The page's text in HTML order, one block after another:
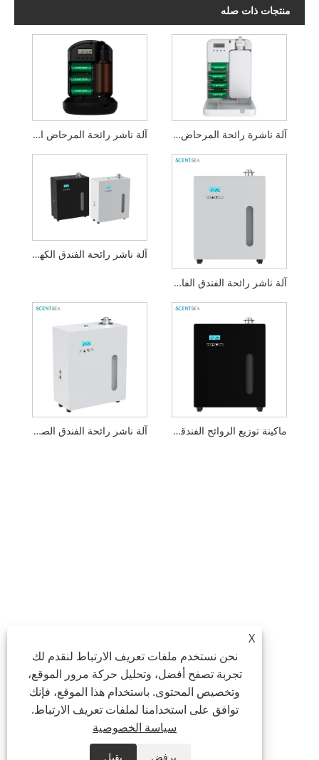
منتجات ذات صله
آلة ناشر رائحة المرحاض المثبتة على الحائط آلة ناشرة رائحة المرحاض الكهربائية
آلة ناشر رائحة الفندق الكهربائية T3
آلة ناشر رائحة الفندق الفاخر
آلة ناشر رائحة الفندق الصغيرة ماكينة توزيع الروائح الفندقية المتوسطة
X
نحن نستخدم ملفات تعريف الارتباط لنقدم لك
تجربة تصفح أفضل، وتحليل حركة مرور الموقع،
وتخصيص المحتوى. باستخدام هذا الموقع، فإنك
توافق على استخدامنا لملفات تعريف الارتباط.
سياسة الخصوصية
يرفض يقبل